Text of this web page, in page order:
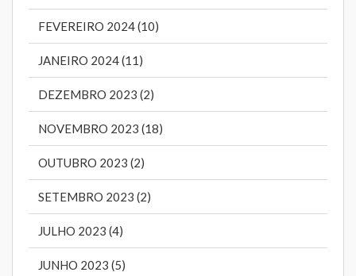
FEVEREIRO 2024 (10)
JANEIRO 2024 (11)
DEZEMBRO 2023 (2)
NOVEMBRO 2023 (18)
OUTUBRO 2023 (2)
SETEMBRO 2023 (2)
JULHO 2023 (4)
JUNHO 2023 (5)